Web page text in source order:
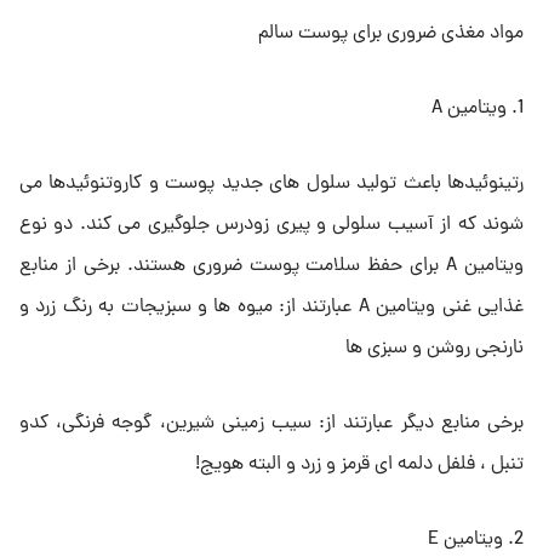
مواد مغذی ضروری برای پوست سالم
1. ویتامین A
رتینوئیدها باعث تولید سلول های جدید پوست و کاروتنوئیدها می
شوند که از آسیب سلولی و پیری زودرس جلوگیری می کند. دو نوع
ویتامین A برای حفظ سلامت پوست ضروری هستند. برخی از منابع
غذایی غنی ویتامین A عبارتند از: میوه ها و سبزیجات به رنگ زرد و
نارنجی روشن و سبزی ها
برخی منابع دیگر عبارتند از: سیب زمینی شیرین، گوجه فرنگی، کدو
تنبل ، فلفل دلمه ای قرمز و زرد و البته هویج!
2. ویتامین E